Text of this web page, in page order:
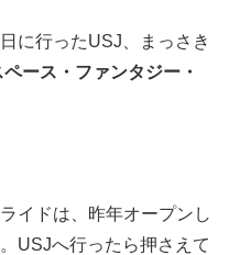
に行ったUSJ、まっさき
ペース・ファンタジー・
イドは、昨年オープンし
USJへ行ったら押さえて